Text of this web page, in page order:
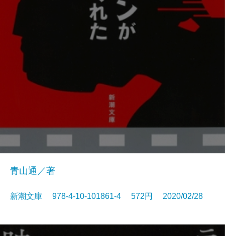
青山通／著
新潮文庫 978-4-10-101861-4 572円 2020/02/28